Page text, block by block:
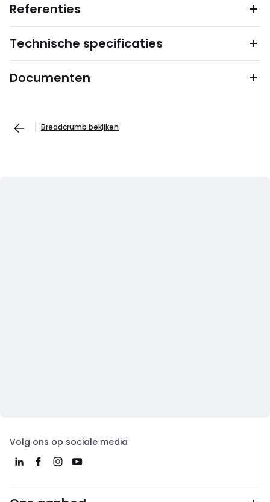
Referenties
Technische specificaties
Documenten
Breadcrumb bekijken
Volg ons op sociale media